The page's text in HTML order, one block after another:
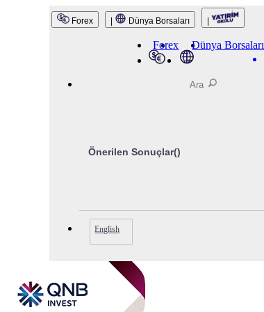
QNB Invest
Forex Dünya Borsaları
Forex Dünya Borsaları
Önerilen Sonuçlar()
English